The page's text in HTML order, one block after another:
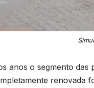
anos o segmento das
renovada